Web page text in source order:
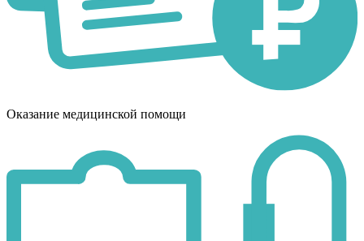
Оказание медицинской помощи